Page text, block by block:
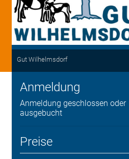
Gut Wilhelmsdorf
Anmeldung
Anmeldung geschlossen oder
ausgebucht
Preise